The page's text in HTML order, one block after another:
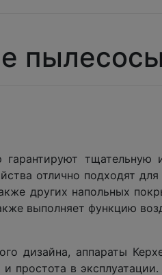
гарантируют
отлично подходят
других напольных
выполняет функцию
дизайна, аппараты
простота в